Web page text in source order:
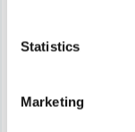
Statistics
Marketing
479 kr
391 kr